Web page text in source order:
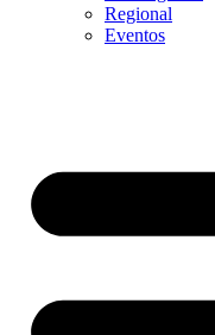
Regional
Eventos